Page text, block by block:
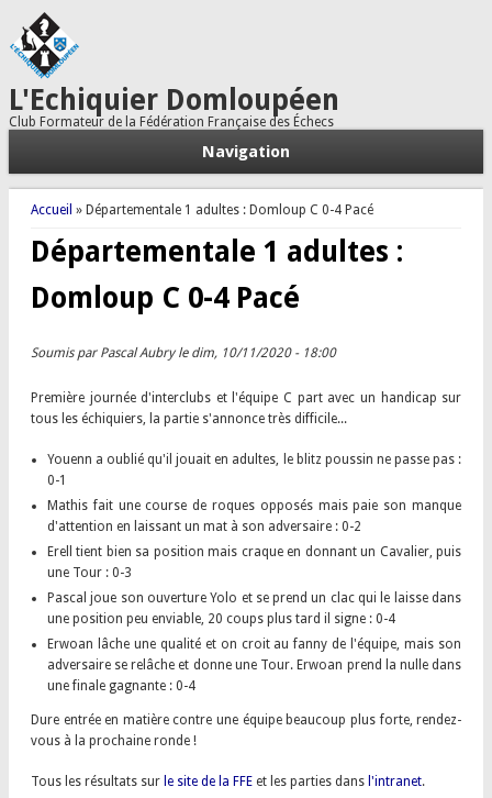
L'Echiquier Domloupéen
Club Formateur de la Fédération Française des Échecs
Navigation
Vous êtes ici
Accueil » Départementale 1 adultes : Domloup C 0-4 Pacé
Départementale 1 adultes :
Domloup C 0-4 Pacé
Soumis par Pascal Aubryle dim, 10/11/2020 - 18:00
Première journée d'interclubs et l'équipe C part avec un handicap sur
tous les échiquiers, la partie s'annonce très difficile...
Youenn a oublié qu'il jouait en adultes, le blitz poussin ne passe pas :
0-1
Mathis fait une course de roques opposés mais paie son manque
d'attention en laissant un mat à son adversaire : 0-2
Erell tient bien sa position mais craque en donnant un Cavalier, puis
une Tour : 0-3
Pascal joue son ouverture Yolo et se prend un clac qui le laisse dans
une position peu enviable, 20 coups plus tard il signe : 0-4
Erwoan lâche une qualité et on croit au fanny de l'équipe, mais son
adversaire se relâche et donne une Tour. Erwoan prend la nulle dans
une finale gagnante : 0-4
Dure entrée en matière contre une équipe beaucoup plus forte, rendez-
vous à la prochaine ronde !
Tous les résultats sur le site de la FFEet les parties dans l'intranet.